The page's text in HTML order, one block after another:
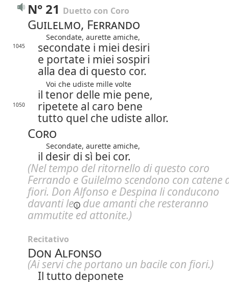
N° 21 Duetto con Coro
Guilelmo, Ferrando
Secondate, aurette amiche,
1045
secondate i miei desiri
e portate i miei sospiri
alla dea di questo cor.
Voi che udiste mille volte
il tenor delle mie pene,
1050
ripetete al caro bene
tutto quel che udiste allor.
Coro
Secondate, aurette amiche,
il desir di sì bei cor.
(Nel tempo del ritornello di questo coro
Ferrando e Guilelmo scendono con catene
fiori. Don Alfonso e Despina li conducono
davanti le
due amanti che resteranno
ammutite ed attonite.)
Recitativo
Don Alfonso
(Ai servi che portano un bacile con fiori.)
Il tutto deponete